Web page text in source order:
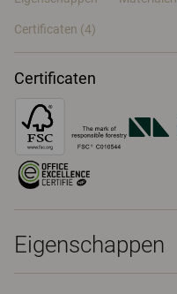
Certificaten (4)
Certificaten
Eigenschappen